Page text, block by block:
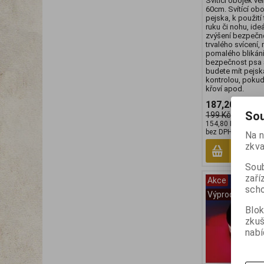
60cm. Svítící
pejska, k použití
ruku či nohu,
zvýšení
trvalého svícení,
pomalého
bezpečnost psa
budete mít
kontrolou,
křoví apod.
187,20 Kč
199 Kč
154,80 Kč
bez DPH:)
Akce
Výprodej
Na